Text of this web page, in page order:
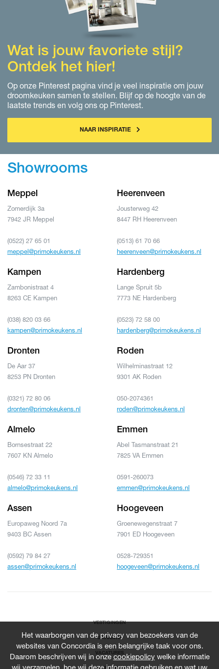
Wat is jouw favoriete stijl?
Ontdek het hier!
Op onze Pinterest pagina vind je veel inspiratie om jouw
droomkeuken samen te stellen. Blijf op de hoogte van de
laatste trends en volg ons op Pinterest.
NAAR INSPIRATIE
Showrooms
Meppel
Zomerdijk 3a
7942 JR Meppel
(0522) 27 65 01
meppel@primokeukens.nl
Heerenveen
Jousterweg 42
8447 RH Heerenveen
(0513) 61 70 66
heerenveen@primokeukens.nl
Kampen
Zambonistraat 4
8263 CE Kampen
(038) 820 03 66
kampen@primokeukens.nl
Hardenberg
Lange Spruit 5b
7773 NE Hardenberg
(0523) 72 58 00
hardenberg@primokeukens.nl
Dronten
De Aar 37
8253 PN Dronten
(0321) 72 80 06
dronten@primokeukens.nl
Roden
Wilhelminastraat 12
9301 AK Roden
050-2074361
roden@primokeukens.nl
Almelo
Bornsestraat 22
7607 KN Almelo
(0546) 72 33 11
almelo@primokeukens.nl
Emmen
Abel Tasmanstraat 21
7825 VA Emmen
0591-260073
emmen@primokeukens.nl
Assen
Europaweg Noord 7a
9403 BC Assen
(0592) 79 84 27
assen@primokeukens.nl
Hoogeveen
Groenewegenstraat 7
7901 ED Hoogeveen
0528-729351
hoogeveen@primokeukens.nl
VESTIGINGEN
GARANTIE
VACATURES
Het waarborgen van de privacy van bezoekers van de
websites van Concordia is een belangrijke taak voor ons.
Daarom beschrijven wij in onzecookiepolicywelke informatie
wij verzamelen, hoe wij deze informatie gebruiken en wat uw